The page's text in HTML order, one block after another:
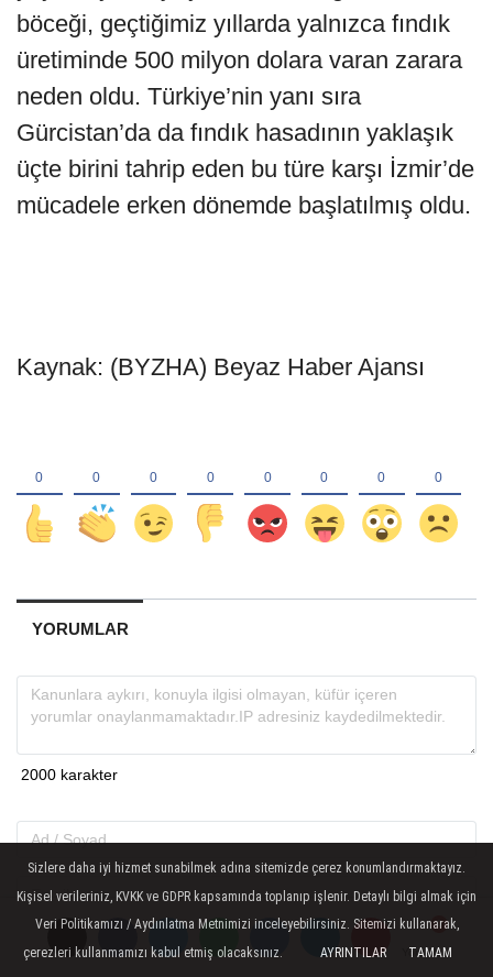
Yorumlar
Yorumlar
böceği, geçtiğimiz yıllarda yalnızca fındık
üretiminde 500 milyon dolara varan zarara
neden oldu. Türkiye’nin yanı sıra
Gürcistan’da da fındık hasadının yaklaşık
üçte birini tahrip eden bu türe karşı İzmir’de
mücadele erken dönemde başlatılmış oldu.
Kaynak: (BYZHA) Beyaz Haber Ajansı
YORUMLAR
Gönder
Sizlere daha iyi hizmet sunabilmek adına sitemizde çerez konumlandırmaktayız.
Kişisel verileriniz, KVKK ve GDPR kapsamında toplanıp işlenir. Detaylı bilgi almak için
Veri Politikamızı / Aydınlatma Metnimizi inceleyebilirsiniz. Sitemizi kullanarak,
çerezleri kullanmamızı kabul etmiş olacaksınız.
AYRINTILAR TAMAM